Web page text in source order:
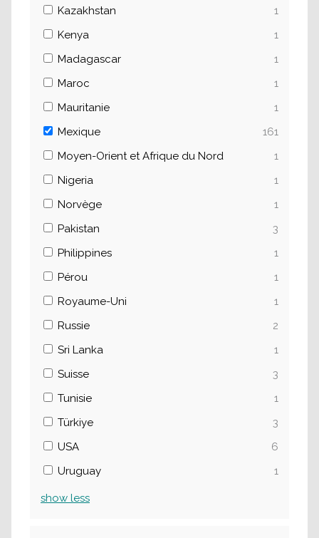
Kazakhstan
1
Kenya
1
Madagascar
1
Maroc
1
Mauritanie
1
Mexique
161
Moyen-Orient et Afrique du Nord
1
Nigeria
1
Norvège
1
Pakistan
3
Philippines
1
Pérou
1
Royaume-Uni
1
Russie
2
Sri Lanka
1
Suisse
3
Tunisie
1
Türkiye
3
USA
6
Uruguay
1
show less